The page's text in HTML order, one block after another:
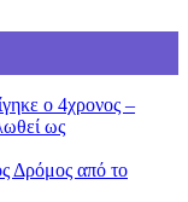
ο 4χρονος –
ως
Δρόμος από το